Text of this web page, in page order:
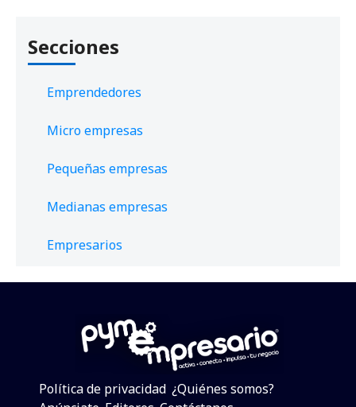
Secciones
Emprendedores
Micro empresas
Pequeñas empresas
Medianas empresas
Empresarios
Política de privacidad ¿Quiénes somos?